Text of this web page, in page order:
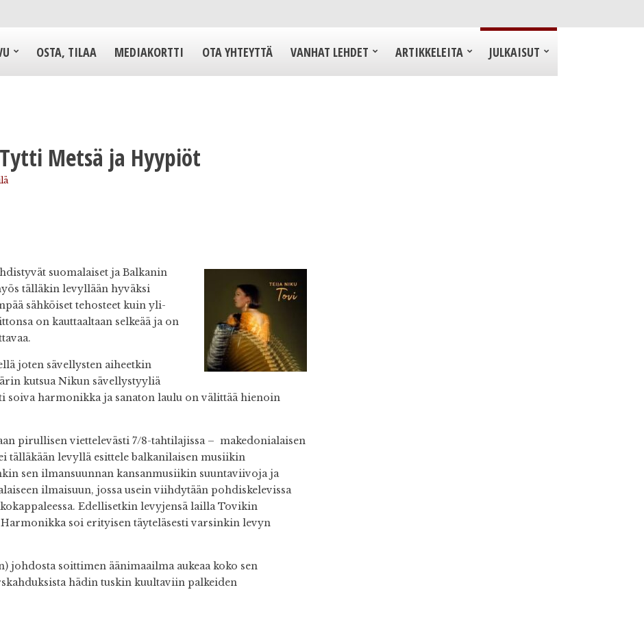
OSTA, TILAA MEDIAKORTTI OTA YHTEYTTÄ VANHAT LEHDET ARTIKKELEITA JULKAISUT
Metsä ja Hyypiöt
suomalaiset ja Balkanin
tälläkin levyllään hyväksi
sähköiset tehosteet kuin yli-
on kauttaaltaan selkeää ja on
joten sävellysten aiheetkin
kutsua Nikun sävellystyyliä
soiva harmonikka ja sanaton laulu on välittää hienoin
pirullisen viettelevästi 7/8-tahtilajissa – makedonialaisen
tälläkään levyllä esittele balkanilaisen musiikin
sen ilmansuunnan kansanmusiikin suuntaviivoja ja
ilmaisuun, jossa usein viihdytään pohdiskelevissa
Edellisetkin levyjensä lailla Tovikin
soi erityisen täyteläsesti varsinkin levyn
johdosta soittimen äänimaailma aukeaa koko sen
hädin tuskin kuultaviin palkeiden